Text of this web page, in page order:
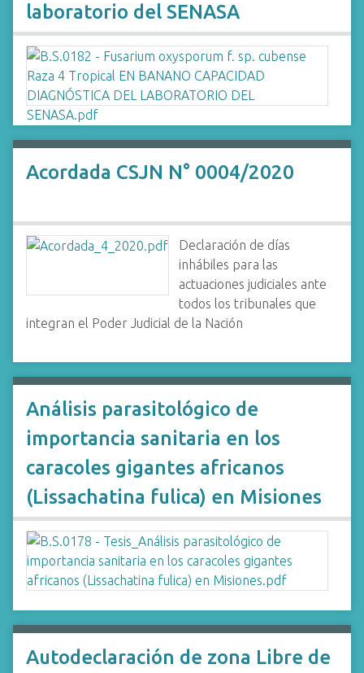
laboratorio del SENASA
Acordada CSJN N° 0004/2020
Declaración de días
inhábiles para las
actuaciones judiciales ante
todos los tribunales que
integran el Poder Judicial de la Nación
Análisis parasitológico de
importancia sanitaria en los
caracoles gigantes africanos
(Lissachatina fulica) en Misiones
Autodeclaración de zona Libre de